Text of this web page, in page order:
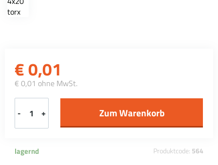
€0,01
€ 0,01 ohne MwSt.
- +
lagernd Produktcode: 564